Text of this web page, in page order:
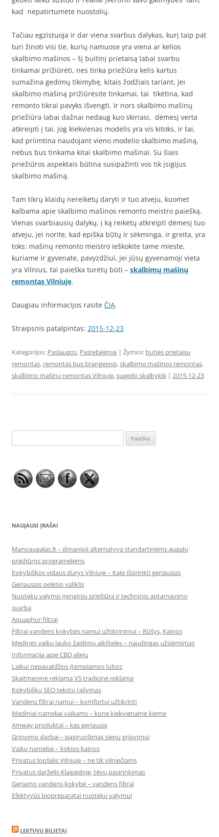
kad nepatirtumėte nuostolių.
Tačiau egzistuoja ir dar viena svarbus dalykas, kurį taip pat
turi žinoti visi tie, kurių namuose yra viena ar kelios
skalbimo mašinos – šį buitinį prietaisą labai svarbu
tinkamai prižiūrėti, nes tinka priežiūra kelis kartus
sumažina gedimų tikimybę, kitais žodžiais tariant, jei
skalbimo mašiną prižiūrėsite tinkamai, tai tikėtina, kad
remonto tikrai pavyks išvengti. Ir nors skalbimo mašinų
priežiūra labai dažnai nedaug kuo skiriasi, dėmesį verta
atkreipti į tai, jog kiekvienas modelis yra vis kitoks, ir tai,
kad priimtina naudojant vieno modelio skalbimo mašiną,
nebus bus tinkama kitai skalbimo mašinai. Su šiais
priežiūros aspektais būtina susipažinti vos tik įsigijus
skalbimo mašiną.
Tam tikrų klaidų nereikėtų daryti ir tuo atveju, kuomet
kalbama apie skalbimo mašinos remonto meistro paiešką.
Vienas svarbiausių dalykų, į ką reikėtų atkreipti dėmesį tuo
atveju, jei norite, kad epiška būtų ir sėkminga, ir greita, yra
toks: mašinų remonto meistro ieškokite tame mieste,
kuriame ir gyvenate, pavyzdžiui, jei jūsų gyvenamoji vieta
yra Vilnius, tai paieška turėtų būti – skalbimų mašinų
remontas Vilniuje.
Daugiau informacijos rasite ČIA.
Straipsnis patalpintas: 2015-12-23
Kategorijos: Paslaugos, Pastebėjimai | Žymos: buties prietaisų
remontas, remontas bus brangesnis,skalbimo mašinos remontas,
skalbimo mašinų remontas Vilniuje,sugedo skalbyklė | 2015-12-23
NAUJAUSI ĮRAŠAI
Manoaugalas.lt – išmanioji alternatyva standartinėms augalų
priežiūros programėlėms
Kokybiškos vidaus durys Vilniuje – Kaip išsirinkti geriausias
Geriausias pelėsio valiklis
Nuotekų valymo įrenginių priežiūra ir techninio aptarnavimo
svarba
Aquaphor filtrai
Filtrai vandens kokybės namui užtikrinimui – Rūšys, Kainos
Medinės vaikų lauko žaidimų aikštelės – naudingas užsiėmimas
Informacija apie CBD aliejų
Laikui nepavaldžios įtempiamos lubos
Skaitmeninė reklama VS tradicinė reklama
Kokybiškų SEO tekstų rašymas
Vandens filtrai namui – komfortui užtikrinti
Mediniai nameliai vaikams – kone kiekviename kieme
Amway produktai – kas geriausia
Griovimo darbai – pasiruošimas sienų griovimui
Vaikų nameliai – kokios kainos
Privatus lopšelis Vilniuje – ne tik vilniečiams
Privatus darželis Klaipėdoje, tėvų pasirinkimas
Geriamo vandens kokybė – vandens filtrai
Efektyvūs biopreparatai nuotekų valymui
LEKTUVU BILIETAI